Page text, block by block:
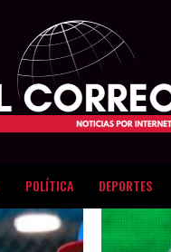
POLÍTICA DEPORTES